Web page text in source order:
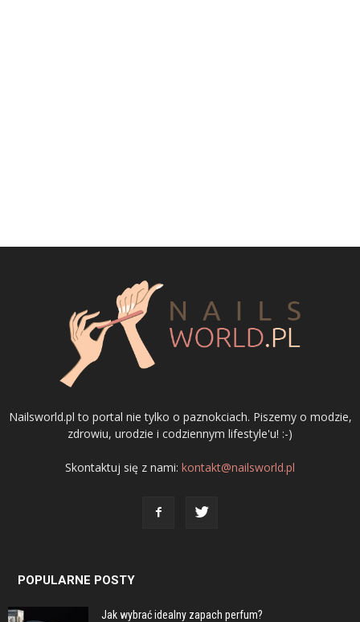
Nailsworld.pl to portal nie tylko o paznokciach. Piszemy o modzie,
zdrowiu, urodzie i codziennym lifestyle'u! :-)
Skontaktuj się z nami: kontakt@nailsworld.pl
POPULARNE POSTY
Jak wybrać idealny zapach perfum?